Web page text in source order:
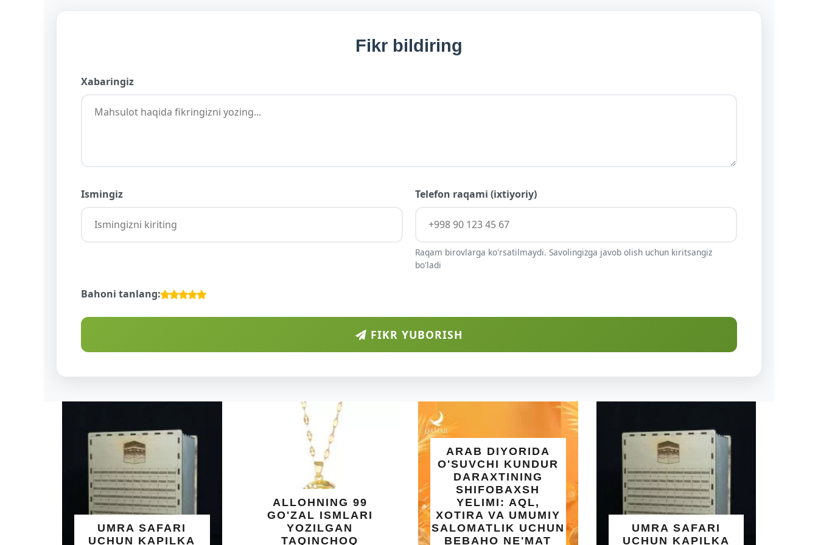
Fikr bildiring
Xabaringiz
Ismingiz Telefon raqami (ixtiyoriy)
Raqam birovlarga ko'rsatilmaydi. Savolingizga javob olish uchun kiritsangiz
bo'ladi
Bahoni tanlang:
FIKR YUBORISH
UMRA SAFARI
UCHUN KAPILKA
ALLOHNING 99
GO'ZAL ISMLARI
YOZILGAN
TAQINCHOQ
ARAB DIYORIDA
O'SUVCHI KUNDUR
DARAXTINING
SHIFOBAXSH
YELIMI: AQL,
XOTIRA VA UMUMIY
SALOMATLIK UCHUN
BEBAHO NE'MAT
UMRA SAFARI
UCHUN KAPILKA
GO'ZAL